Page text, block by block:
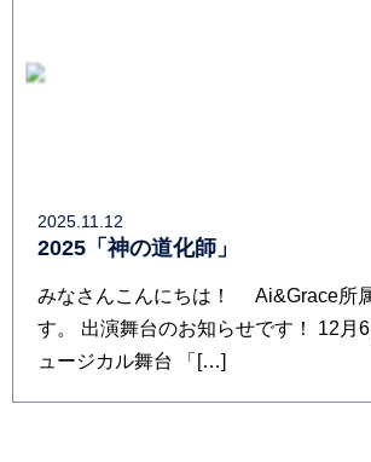
2025.11.12
2025「神の道化師」
みなさんこんにちは！ Ai&Grace所
す。 出演舞台のお知らせです！ 12月
ュージカル舞台 「[…]